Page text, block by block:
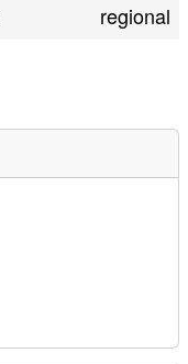
regional